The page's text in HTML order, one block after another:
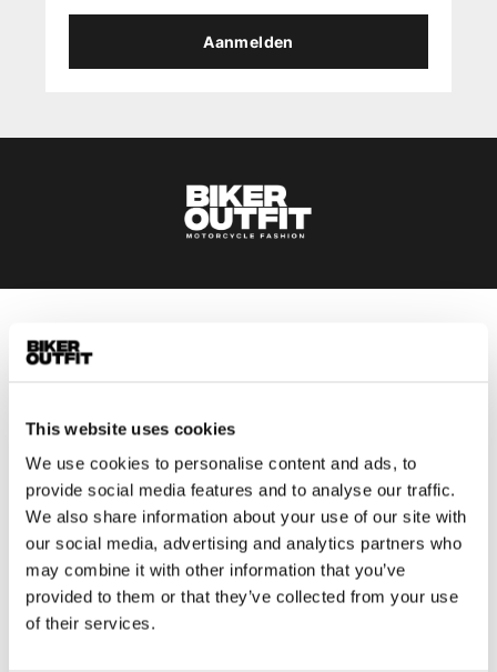
This website uses cookies
We use cookies to personalise content and ads, to
provide social media features and to analyse our traffic.
We also share information about your use of our site with
our social media, advertising and analytics partners who
may combine it with other information that you’ve
provided to them or that they’ve collected from your use
of their services.
Aanmelden
Heren
Motorbroek heren
Motorpak heren
Motorjeans heren
Motorhelm heren